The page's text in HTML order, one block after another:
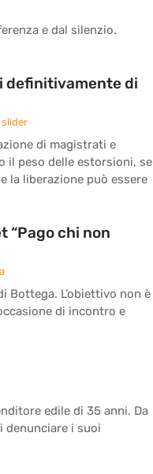
e dal silenzio.
definitivamente di
slider
di magistrati e
il peso delle estorsioni, se
la liberazione può essere
“Pago chi non
Bottega. L’obiettivo non è
di incontro e
edile di 35 anni. Da
denunciare i suoi